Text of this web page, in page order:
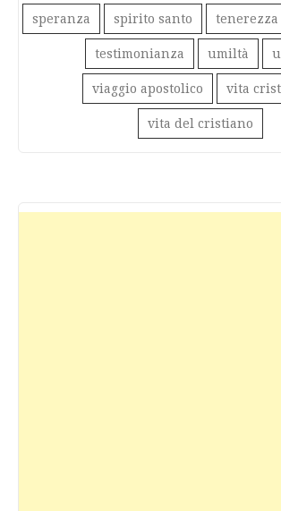
speranza spirito santo tenerezza
testimonianza umiltà
viaggio apostolico vita
vita del cristiano